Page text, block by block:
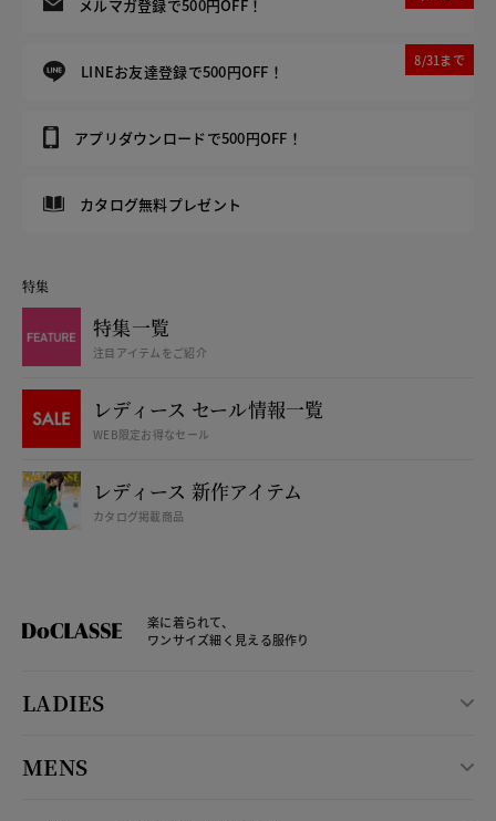
メルマガ登録で500円OFF！
LINEお友達登録で500円OFF！
8/31まで
アプリダウンロードで500円OFF！
カタログ無料プレゼント
特集
特集一覧
注目アイテムをご紹介
レディース セール情報一覧
WEB限定お得なセール
レディース 新作アイテム
カタログ掲載商品
楽に着られて、
ワンサイズ細く見える服作り
LADIES
MENS